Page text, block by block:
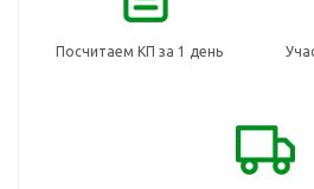
Посчитаем КП за 1 день